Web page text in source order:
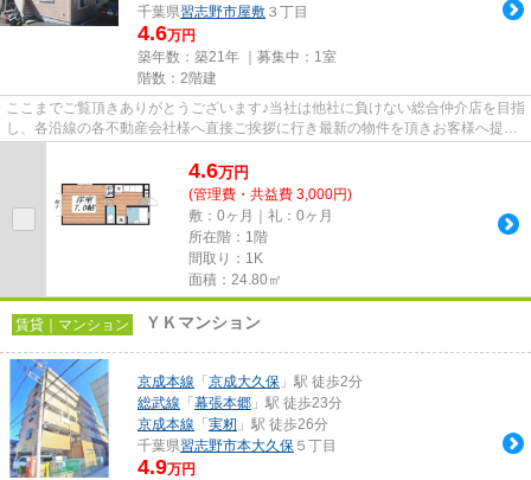
千葉県習志野市屋敷 ３丁目
4.6万円
築年数：築21年 ｜募集中： 1室
階数：2階建
ここまでご覧頂きありがとうございます♪当社は他社に負けない総合仲介店を目指
し、各沿線の各不動産会社様へ直接ご挨拶に行き最新の物件を頂きお客様へ提供
4.6万円
(管理費・共益費 3,000円)
敷：0ヶ月｜礼：0ヶ月
所在階：1階
間取り：1K
面積：24.80㎡
賃貸｜マンション ＹＫマンション
京成本線 「 京成大久保 」駅 徒歩2分
総武線 「 幕張本郷 」駅 徒歩23分
京成本線 「 実籾 」駅 徒歩26分
千葉県習志野市本大久保 ５丁目
4.9万円